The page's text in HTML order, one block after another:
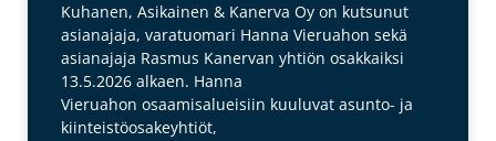
Kuhanen, Asikainen & Kanerva Oy on kutsunut
asianajaja, varatuomari Hanna Vieruahon sekä
asianajaja Rasmus Kanervan yhtiön osakkaiksi
13.5.2026 alkaen. Hanna
Vieruahon osaamisalueisiin kuuluvat asunto- ja
kiinteistöosakeyhtiöt,